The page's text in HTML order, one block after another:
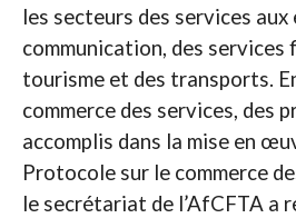
les secteurs des services
communication, des services
tourisme et des transports.
commerce des services, des
accomplis dans la mise en
Protocole sur le commerce
le secrétariat de l’AfCFTA a